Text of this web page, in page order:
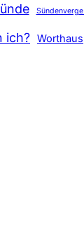
ich? Worthaus